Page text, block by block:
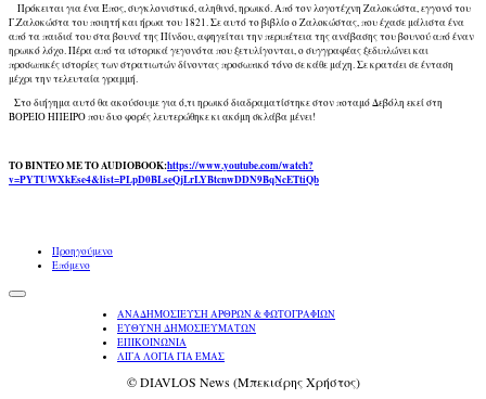
Πρόκειται για ένα Έπος, συγκλονιστικό, αληθινό, ηρωικό. Από τον λογοτέχνη Ζαλοκώστα, εγγονό του
Γ.Ζαλοκώστα του ποιητή και ήρωα του 1821. Σε αυτό το βιβλίο ο Ζαλοκώστας, που έχασε μάλιστα ένα
από τα παιδιά του στα βουνά της Πίνδου, αφηγείται την περιπέτεια της ανάβασης του βουνού από έναν
ηρωικό λόχο. Πέρα από τα ιστορικά γεγονότα που ξετυλίγονται, ο συγγραφέας ξεδιπλώνει και
προσωπικές ιστορίες των στρατιωτών δίνοντας προσωπικό τόνο σε κάθε μάχη. Σε κρατάει σε ένταση
μέχρι την τελευταία γραμμή.
Στο διήγημα αυτό θα ακούσουμε για ό,τι ηρωικό διαδραματίστηκε στον ποταμό Δεβόλη εκεί στη
ΒΟΡΕΙΟ ΗΠΕΙΡΟ που δυο φορές λευτερώθηκε κι ακόμη σκλάβα μένει!
ΤΟ ΒΙΝΤΕΟ ΜΕ ΤΟ AUDIOBOOK:https://www.youtube.com/watch?
v=PYTUWXkEse4&list=PLpD0BLseQjLrLYBtcnwDDN9BqNcETtiQb
Προηγούμενο
Επόμενο
ΑΝΑΔΗΜΟΣΙΕΥΣΗ ΑΡΘΡΩΝ & ΦΩΤΟΓΡΑΦΙΩΝ
ΕΥΘΥΝΗ ΔΗΜΟΣΙΕΥΜΑΤΩΝ
ΕΠΙΚΟΙΝΩΝΙΑ
ΛΙΓΑ ΛΟΓΙΑ ΓΙΑ ΕΜΑΣ
© DIAVLOS News (Μπεκιάρης Χρήστος)